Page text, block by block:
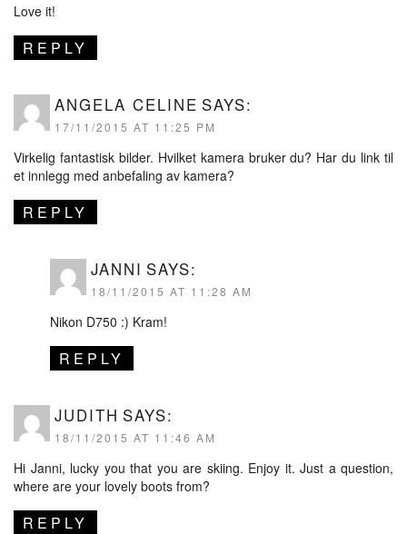
Love it!
REPLY
ANGELA CELINE SAYS:
17/11/2015 AT 11:25 PM
Virkelig fantastisk bilder. Hvilket kamera bruker du? Har du link til
et innlegg med anbefaling av kamera?
REPLY
JANNI SAYS:
18/11/2015 AT 11:28 AM
Nikon D750 :) Kram!
REPLY
JUDITH SAYS:
18/11/2015 AT 11:46 AM
Hi Janni, lucky you that you are skiing. Enjoy it. Just a question,
where are your lovely boots from?
REPLY